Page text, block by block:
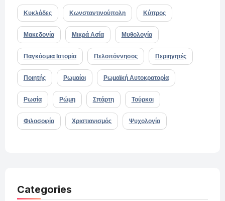
Κυκλάδες Κωνσταντινούπολη Κύπρος
Μακεδονία Μικρά Ασία Μυθολογία
Παγκόσμια Ιστορία Πελοπόννησος Περιηγητές
Ποιητής Ρωμαίοι Ρωμαϊκή Αυτοκρατορία
Ρωσία Ρώμη Σπάρτη Τούρκοι
Φιλοσοφία Χριστιανισμός Ψυχολογία
Categories